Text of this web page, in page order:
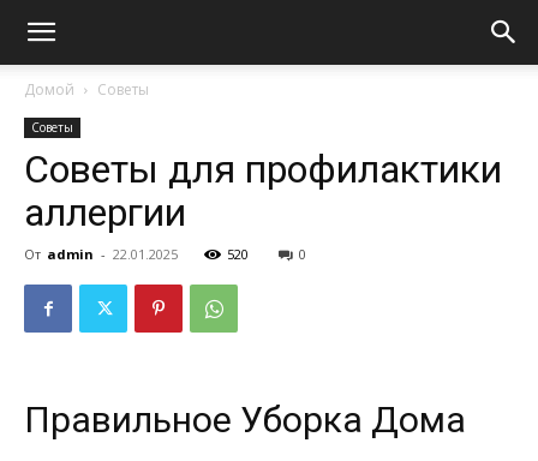
Домой Советы
Советы
Советы для профилактики
аллергии
От admin - 22.01.2025 520 0
Правильное Уборка Дома